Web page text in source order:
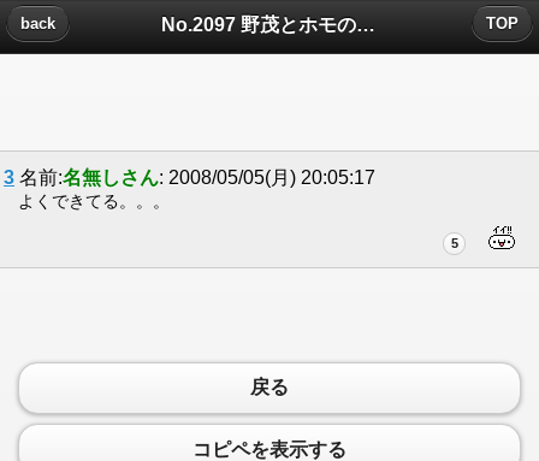
No.2097 野茂とホモの違いについたコメント
back TOP
3 名前:名無しさん: 2008/05/05(月) 20:05:17
よくできてる。。。
5
戻る
コピペを表示する